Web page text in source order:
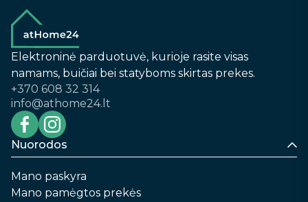
Elektroninė parduotuvė, kurioje rasite visas
namams, buičiai bei statyboms skirtas prekes.
+370 608 32 314
info@athome24.lt
Nuorodos
Mano paskyra
Mano pamėgtos prekės